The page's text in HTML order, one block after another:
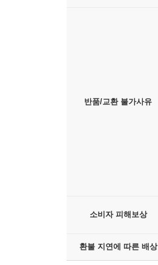
반품/교환 불가사유
소비자 피해보상
환불 지연에 따른 배상